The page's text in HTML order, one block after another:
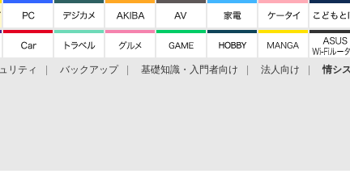
リティ バックアップ 基礎知識・入門者向け 法人向け 情シ